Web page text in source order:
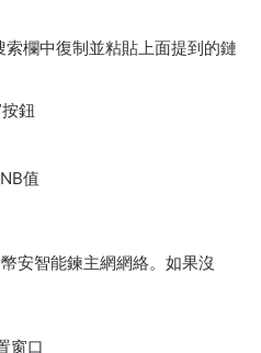
欄中復制並粘貼上面提到的鏈
鈕
值
安智能鍊主網網絡。 如果沒
窗口